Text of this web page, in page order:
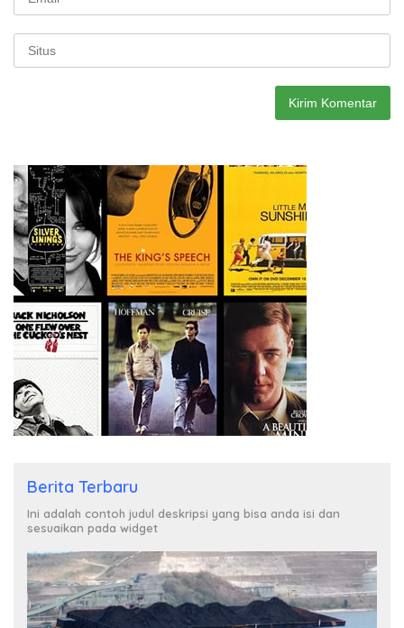
Berita Terbaru
Ini adalah contoh judul deskripsi yang bisa anda isi dan
sesuaikan pada widget